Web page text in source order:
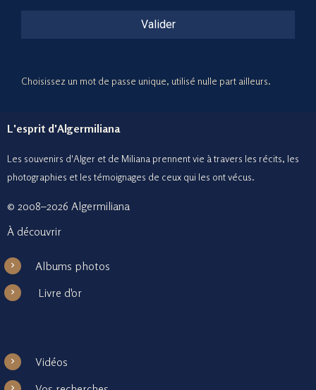
Valider
Choisissez un mot de passe unique, utilisé nulle part ailleurs.
L'esprit d'Algermiliana
Les souvenirs d'Alger et de Miliana prennent vie à travers les récits, les
photographies et les témoignages de ceux qui les ont vécus.
© 2008–2026 Algermiliana
À découvrir
Albums photos
Livre d'or
Vidéos